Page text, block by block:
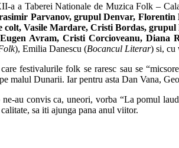
a a Taberei Nationale de Muzica Folk –
Parvanov, grupul Denvar,
Vasile Mardare, Cristi Bordas,
Avram, Cristi Corcioveanu, Diana
), Emilia Danescu (Bocancul Literar) si, cu
festivalurile folk se raresc sau se
malul Dunarii. Iar pentru asta Dan Vana,
au convis ca, uneori, vorba “La pomul
sa iti ajunga pana anul viitor.